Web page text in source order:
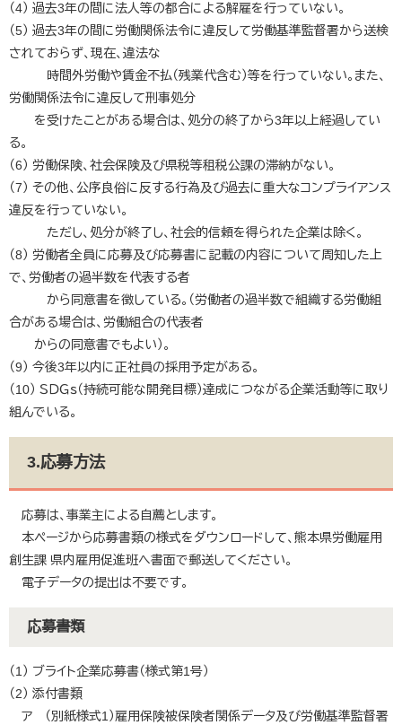
（4） 過去3年の間に法人等の都合による解雇を行っていない。
（5） 過去3年の間に労働関係法令に違反して労働基準監督署から送検
されておらず、現在、違法な
時間外労働や賃金不払（残業代含む）等を行っていない。また、
労働関係法令に違反して刑事処分
を受けたことがある場合は、処分の終了から3年以上経過してい
る。
（6） 労働保険、社会保険及び県税等租税公課の滞納がない。
（7） その他、公序良俗に反する行為及び過去に重大なコンプライアンス
違反を行っていない。
ただし、処分が終了し、社会的信頼を得られた企業は除く。
（8） 労働者全員に応募及び応募書に記載の内容について周知した上
で、労働者の過半数を代表する者
から同意書を徴している。（労働者の過半数で組織する労働組
合がある場合は、労働組合の代表者
からの同意書でもよい）。
（9） 今後3年以内に正社員の採用予定がある​。
（10） ＳＤＧｓ（持続可能な開発目標）達成につながる企業活動等に取り
組んでいる。
3.応募方法
応募は、事業主による自薦とします。
本ページから応募書類の様式をダウンロードして、熊本県労働雇用
創生課 県内雇用促進班へ書面で郵送してください。
電子データの提出は不要です。
応募書類
（1） ブライト企業応募書（様式第1号）
（2） 添付書類
ア （別紙様式1）雇用保険被保険者関係データ及び労働基準監督署